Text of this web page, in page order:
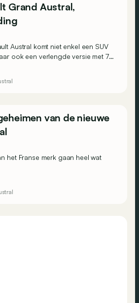
Grand Austral,
Austral komt niet enkel een SUV
ook een verlengde versie met 7
van de nieuwe
het Franse merk gaan heel wat